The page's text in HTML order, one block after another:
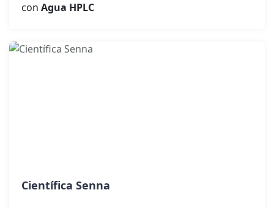
con Agua HPLC
Científica Senna